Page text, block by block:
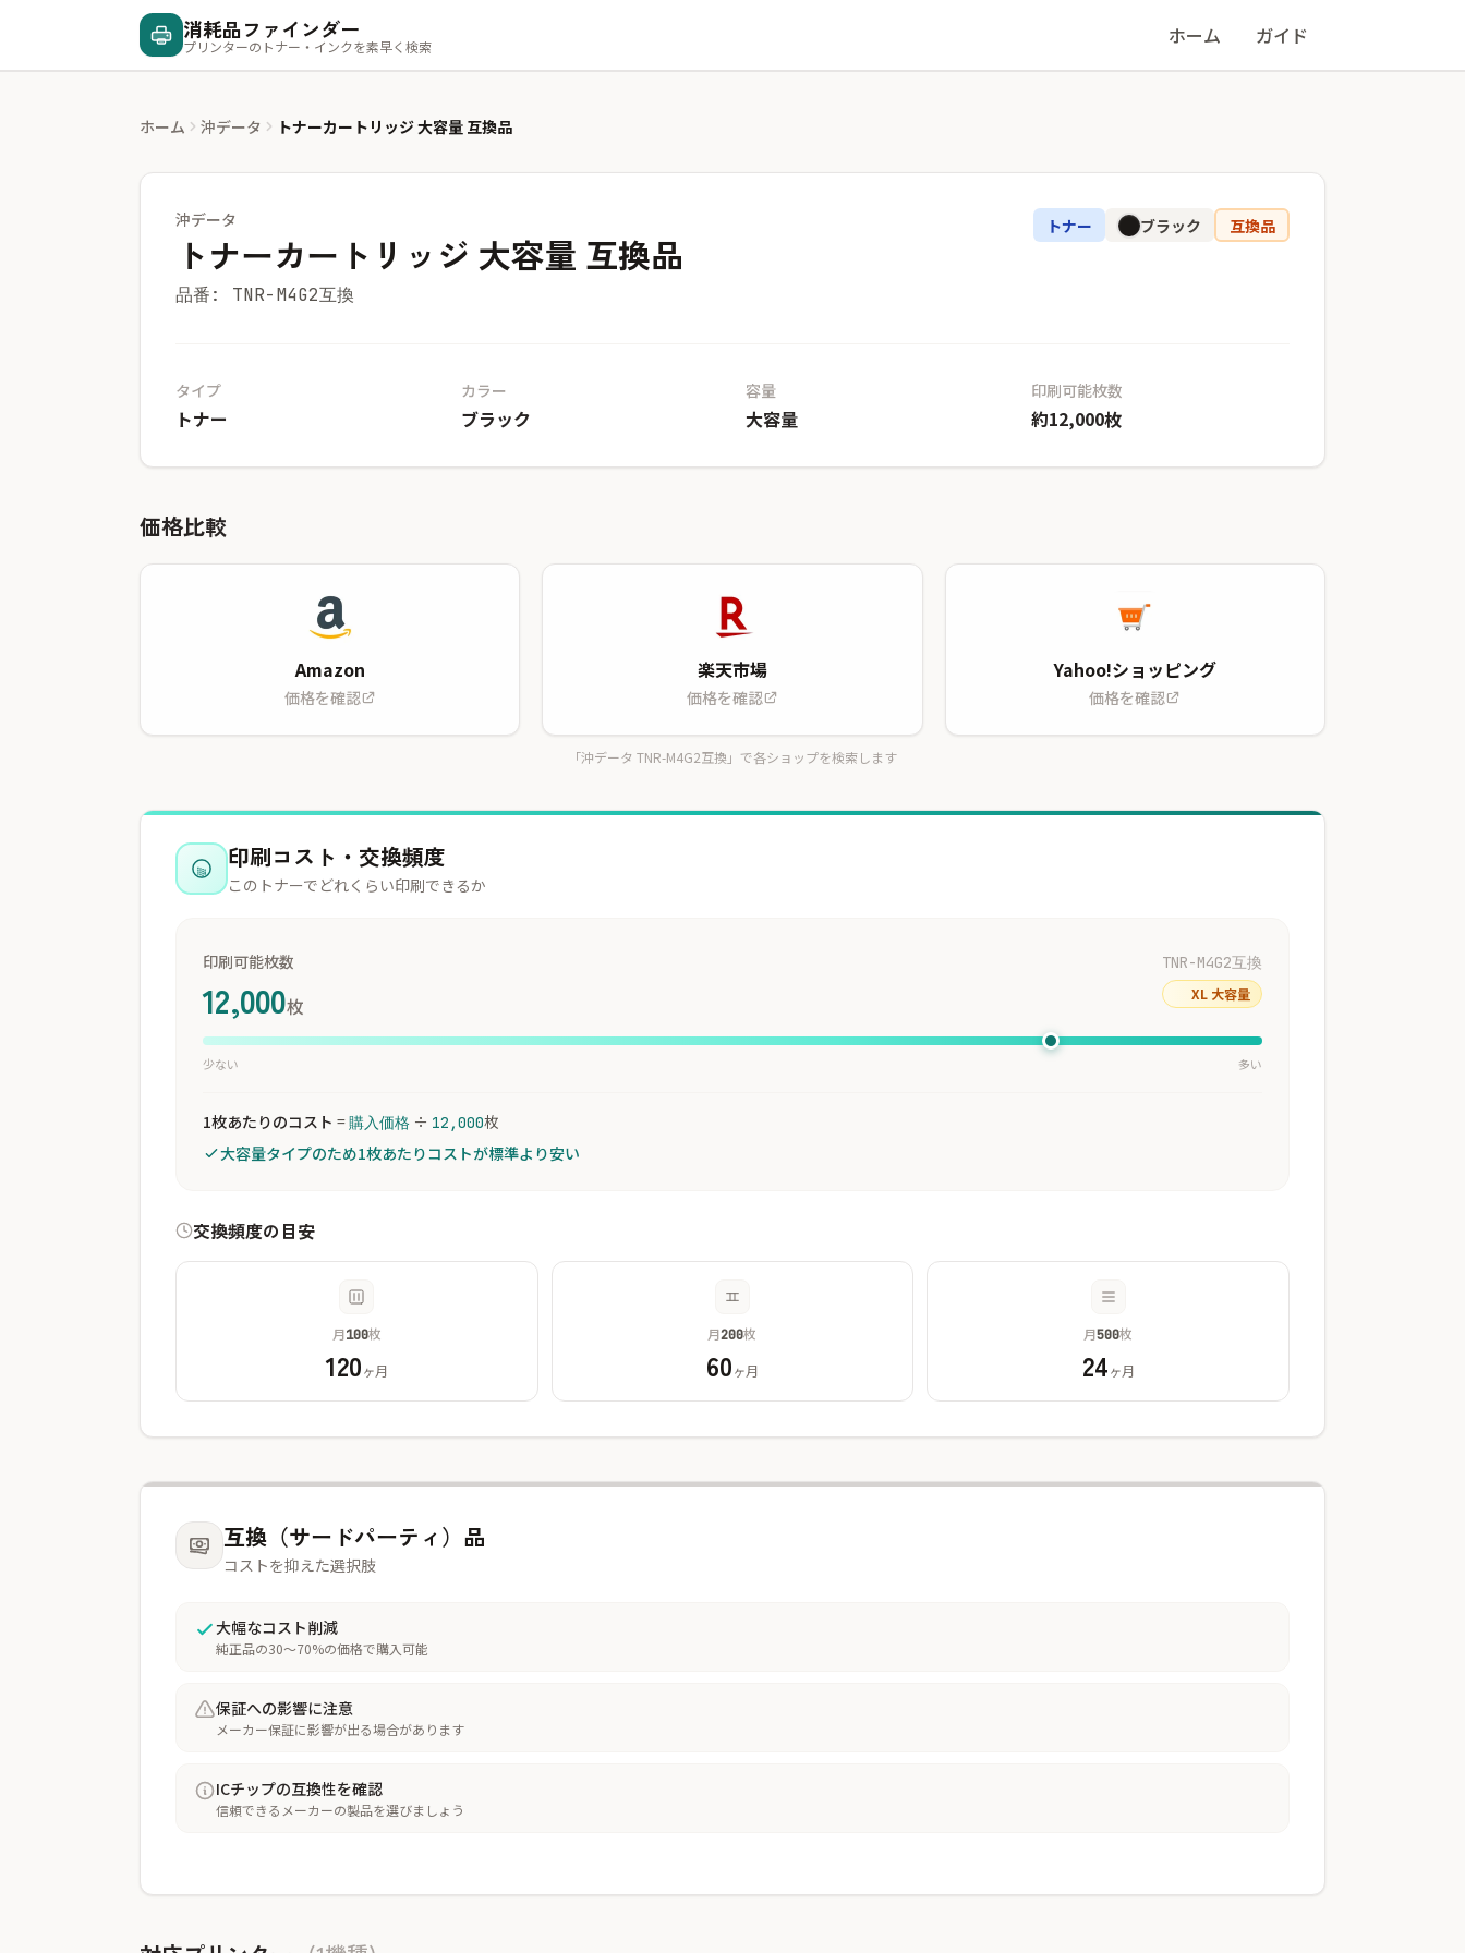
消耗品ファインダー
プリンターのトナー・インクを素早く検索 ホーム ガイド
ホーム 沖データ トナーカートリッジ 大容量 互換品
沖データ
トナーカートリッジ 大容量 互換品
品番: TNR-M4G2互換
トナー ブラック 互換品
タイプ
トナー
カラー
ブラック
容量
大容量
印刷可能枚数
約12,000枚
価格比較
Amazon
価格を確認
楽天市場
価格を確認
Yahoo!ショッピング
価格を確認
「沖データ TNR-M4G2互換」で各ショップを検索します
印刷コスト・交換頻度
このトナーでどれくらい印刷できるか
印刷可能枚数
12,000枚
TNR-M4G2互換
XL 大容量
少ない 多い
1枚あたりのコスト =購入価格 ÷ 12,000枚
大容量タイプのため1枚あたりコストが標準より安い
交換頻度の目安
月100枚
120ヶ月
月200枚
60ヶ月
月500枚
24ヶ月
互換（サードパーティ）品
コストを抑えた選択肢
大幅なコスト削減
純正品の30〜70%の価格で購入可能
保証への影響に注意
メーカー保証に影響が出る場合があります
ICチップの互換性を確認
信頼できるメーカーの製品を選びましょう